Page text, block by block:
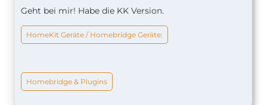
Geht bei mir! Habe die KK Version.
HomeKit Geräte / Homebridge Geräte:
Homebridge & Plugins